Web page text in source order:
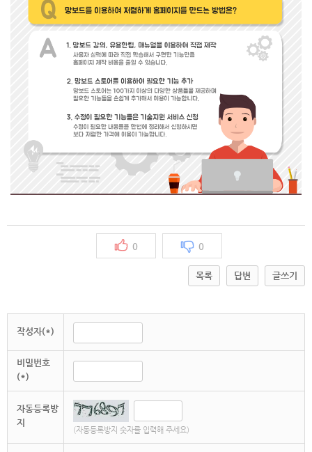
0 0
목록 답변 글쓰기
작성자(*)
비밀번호
(*)
자동등록방
지
(자동등록방지 숫자를 입력해 주세요)